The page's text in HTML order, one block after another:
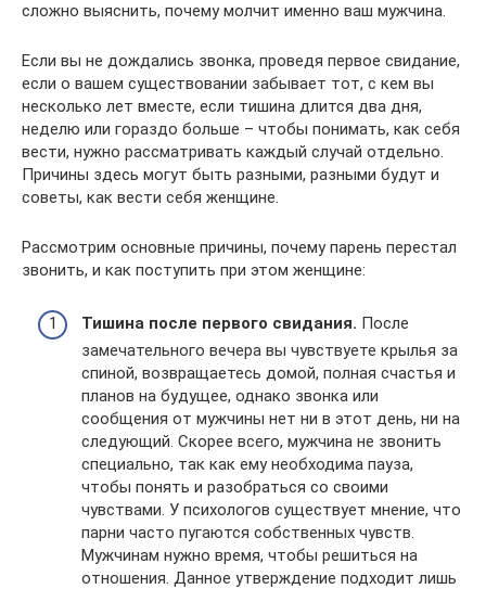
сложно выяснить, почему молчит именно ваш мужчина.
Если вы не дождались звонка, проведя первое свидание,
если о вашем существовании забывает тот, с кем вы
несколько лет вместе, если тишина длится два дня,
неделю или гораздо больше – чтобы понимать, как себя
вести, нужно рассматривать каждый случай отдельно.
Причины здесь могут быть разными, разными будут и
советы, как вести себя женщине.
Рассмотрим основные причины, почему парень перестал
звонить, и как поступить при этом женщине:
Тишина после первого свидания. После
замечательного вечера вы чувствуете крылья за
спиной, возвращаетесь домой, полная счастья и
планов на будущее, однако звонка или
сообщения от мужчины нет ни в этот день, ни на
следующий. Скорее всего, мужчина не звонить
специально, так как ему необходима пауза,
чтобы понять и разобраться со своими
чувствами. У психологов существует мнение, что
парни часто пугаются собственных чувств.
Мужчинам нужно время, чтобы решиться на
отношения. Данное утверждение подходит лишь